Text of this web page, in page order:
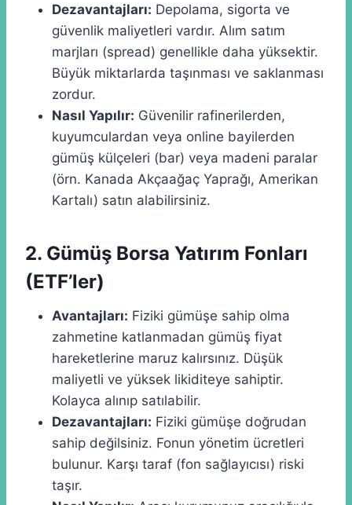
Dezavantajları: Depolama, sigorta ve
güvenlik maliyetleri vardır. Alım satım
marjları (spread) genellikle daha yüksektir.
Büyük miktarlarda taşınması ve saklanması
zordur.
Nasıl Yapılır: Güvenilir rafinerilerden,
kuyumculardan veya online bayilerden
gümüş külçeleri (bar) veya madeni paralar
(örn. Kanada Akçaağaç Yaprağı, Amerikan
Kartalı) satın alabilirsiniz.
2. Gümüş Borsa Yatırım Fonları
(ETF’ler)
Avantajları: Fiziki gümüşe sahip olma
zahmetine katlanmadan gümüş fiyat
hareketlerine maruz kalırsınız. Düşük
maliyetli ve yüksek likiditeye sahiptir.
Kolayca alınıp satılabilir.
Dezavantajları: Fiziki gümüşe doğrudan
sahip değilsiniz. Fonun yönetim ücretleri
bulunur. Karşı taraf (fon sağlayıcısı) riski
taşır.